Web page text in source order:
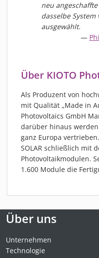
neu
dasselbe
ausgewählt.
Über KIOTO
Als Produzent von
mit Qualität „Made in
Photovoltaics GmbH
darüber hinaus
ganz Europa
SOLAR schließlich mit
Photovoltaikmodulen.
1.600 Module die
Über uns
Unternehmen
Technologie